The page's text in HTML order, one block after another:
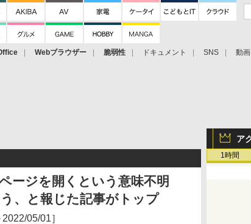
Webブラウザー 脆弱性 ドキュメント SNS 動画
ア
1時間
ージを開くという意味不明
、と報じた記事がトップ
05/01］